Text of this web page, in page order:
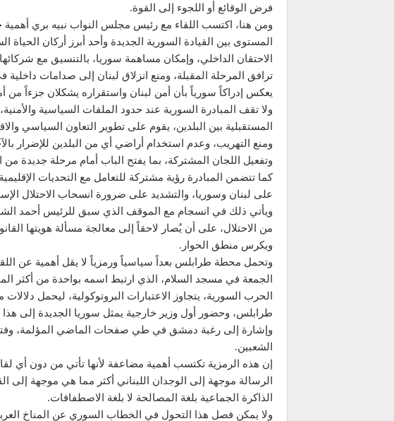
فرض الوقائع أو اللجوء إلى القوة.
ومن هنا، اكتسب اللقاء مع رئيس مجلس النواب نبيه بري أهمية
المستوى بين القيادة السورية الجديدة وأحد أبرز أركان الحياة
الاحتقان الداخلي، وإمكان مساهمة سوريا، بالتنسيق مع
ترافق المرحلة المقبلة، ومنع انزلاق لبنان إلى صدامات
يعكس إدراكاً سورياً بأن أمن لبنان واستقراره يشكلان جزءاً من
ولا تقف المبادرة السورية عند حدود الملفات السياسية
المستقبلية بين البلدين، يقوم على تطوير التعاون السياسي
ومنع التهريب، وعدم استخدام أراضي أي من البلدين للإضرار
وتفعيل اللجان المشتركة، بما يفتح الباب أمام مرحلة جديدة من
كما تتضمن المبادرة رؤية مشتركة للتعامل مع التحديات
على لبنان وسوريا، والتشديد على ضرورة انسحاب الاحتلال
ويأتي ذلك في انسجام مع الموقف الذي سبق للرئيس أحمد
من الاحتلال، على أن يُصار لاحقاً إلى معالجة مسألة هويتها
ويكرس منطق الحوار.
وتحمل محطة طرابلس بعداً سياسياً ورمزياً لا يقل أهمية عن
الجمعة في مسجد السلام، الذي ارتبط اسمه بواحدة من أكثر
الحرب السورية، يتجاوز الاعتبارات البروتوكولية، ليحمل
طرابلس، وحضور أول وزير خارجية يمثل سوريا الجديدة إلى هذا
وإشارة إلى رغبة دمشق في طي صفحات الماضي المؤلمة، وفتح
الشعبين.
إن هذه الرمزية تكتسب أهمية مضاعفة لأنها تأتي من دون أي
الرسالة موجهة إلى الوجدان اللبناني أكثر مما هي موجهة
الذاكرة الجماعية بلغة المصالحة لا بلغة الاصطفافات.
ولا يمكن فصل هذا التحول في الخطاب السوري عن المناخ